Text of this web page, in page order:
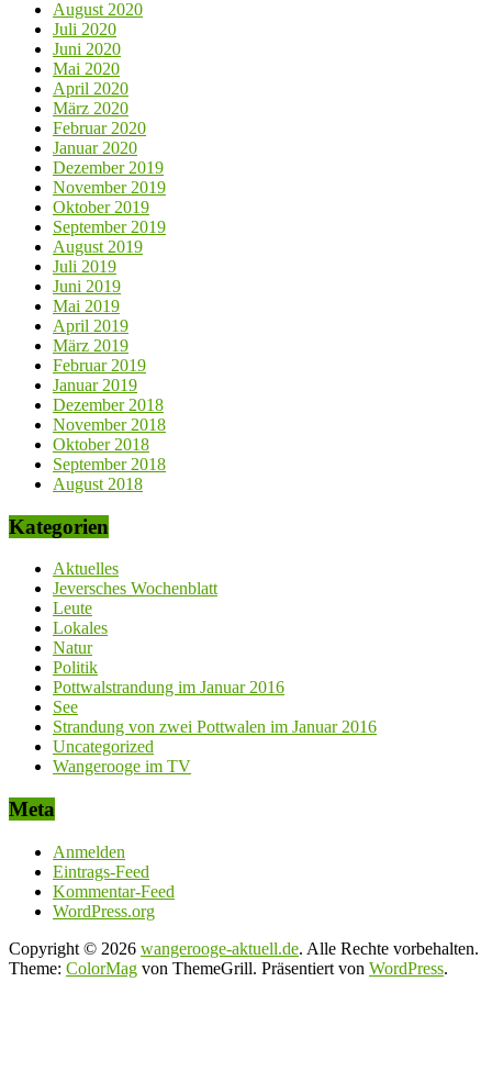
August 2020
Juli 2020
Juni 2020
Mai 2020
April 2020
März 2020
Februar 2020
Januar 2020
Dezember 2019
November 2019
Oktober 2019
September 2019
August 2019
Juli 2019
Juni 2019
Mai 2019
April 2019
März 2019
Februar 2019
Januar 2019
Dezember 2018
November 2018
Oktober 2018
September 2018
August 2018
Kategorien
Aktuelles
Jeversches Wochenblatt
Leute
Lokales
Natur
Politik
Pottwalstrandung im Januar 2016
See
Strandung von zwei Pottwalen im Januar 2016
Uncategorized
Wangerooge im TV
Meta
Anmelden
Eintrags-Feed
Kommentar-Feed
WordPress.org
Copyright © 2026 wangerooge-aktuell.de. Alle Rechte vorbehalten.
Theme: ColorMag von ThemeGrill. Präsentiert von WordPress.